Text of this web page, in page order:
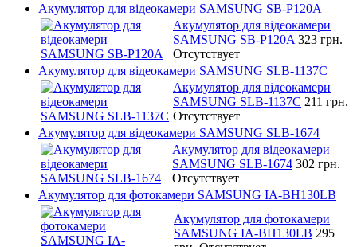
Акумулятор для відеокамери SAMSUNG SB-P120A
Акумулятор для відеокамери
SAMSUNG SB-P120A 323 грн.
Отсутствует
Акумулятор для відеокамери SAMSUNG SLB-1137C
Акумулятор для відеокамери
SAMSUNG SLB-1137C 211 грн.
Отсутствует
Акумулятор для відеокамери SAMSUNG SLB-1674
Акумулятор для відеокамери
SAMSUNG SLB-1674 302 грн.
Отсутствует
Акумулятор для фотокамери SAMSUNG IA-BH130LB
Акумулятор для фотокамери
SAMSUNG IA-BH130LB 295